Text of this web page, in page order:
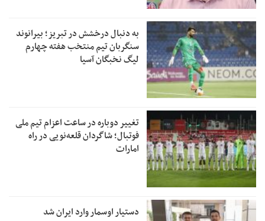
به دنبال درخشش در تبریز؛ بیرانوند
سنگربان تیم منتخب هفته چهارم
لیگ نخبگان آسیا
تغییر دوباره در ساعت اعزام تیم ملی
فوتبال؛ شاگردان قلعه‌نویی در راه
امارات
دستیار اوسمار وارد ایران شد